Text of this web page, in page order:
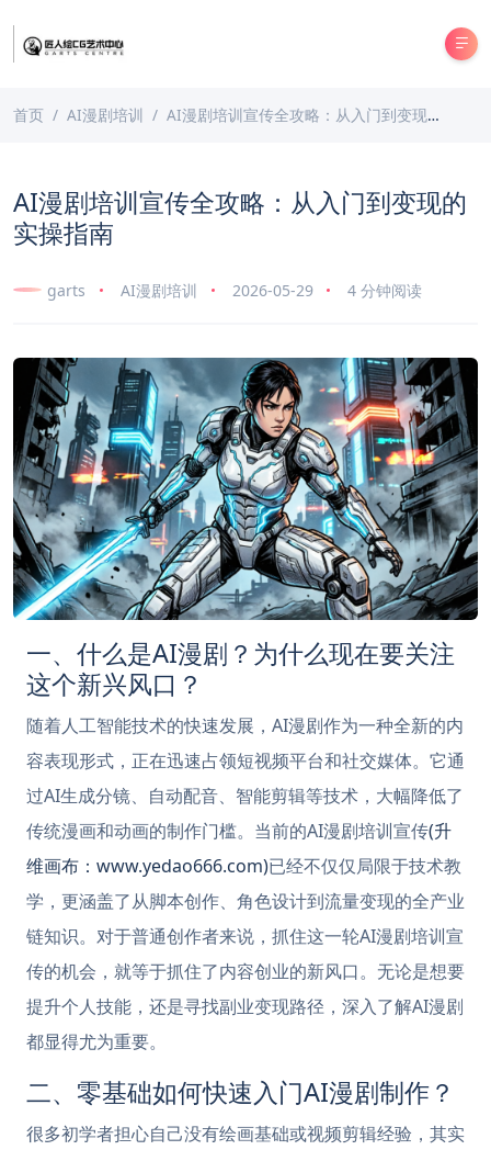
首页 AI漫剧培训 AI漫剧培训宣传全攻略：从入门到变现的实操指南
AI漫剧培训宣传全攻略：从入门到变现的
实操指南
garts AI漫剧培训 2026-05-29 4 分钟阅读
一、什么是AI漫剧？为什么现在要关注
这个新兴风口？
随着人工智能技术的快速发展，AI漫剧作为一种全新的内
容表现形式，正在迅速占领短视频平台和社交媒体。它通
过AI生成分镜、自动配音、智能剪辑等技术，大幅降低了
传统漫画和动画的制作门槛。当前的AI漫剧培训宣传(升
维画布：www.yedao666.com)已经不仅仅局限于技术教
学，更涵盖了从脚本创作、角色设计到流量变现的全产业
链知识。对于普通创作者来说，抓住这一轮AI漫剧培训宣
传的机会，就等于抓住了内容创业的新风口。无论是想要
提升个人技能，还是寻找副业变现路径，深入了解AI漫剧
都显得尤为重要。
二、零基础如何快速入门AI漫剧制作？
很多初学者担心自己没有绘画基础或视频剪辑经验，其实